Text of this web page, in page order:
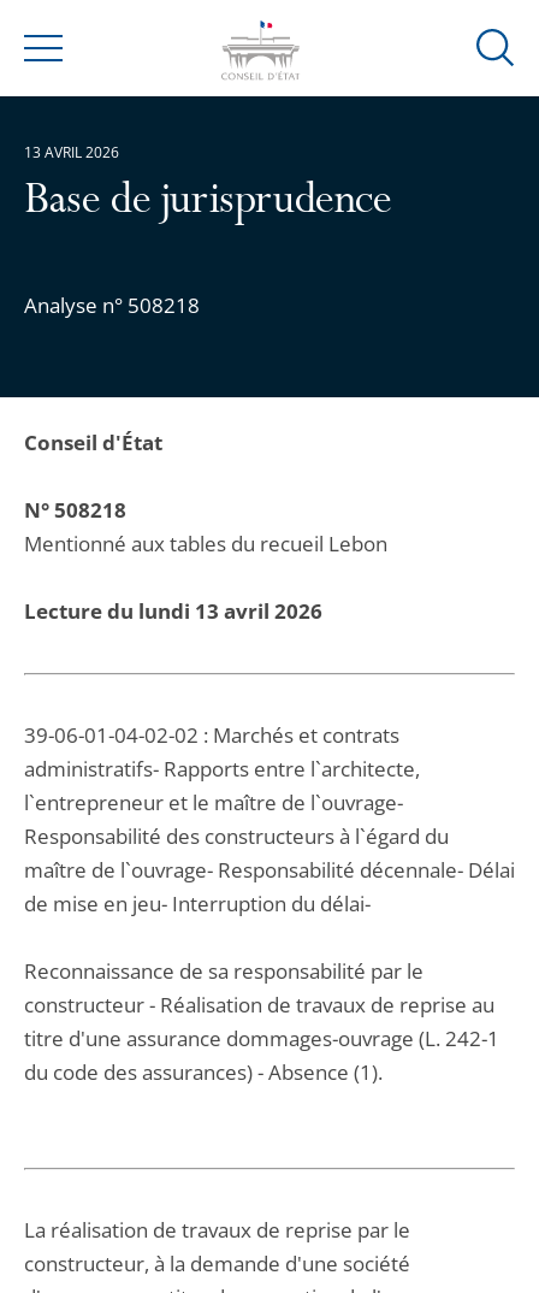
Menu
Ouvrir
Base de jurisprudence
Analyse n° 508218
13 AVRIL 2026
Conseil d'État
N° 508218
Mentionné aux tables du recueil Lebon
Lecture du lundi 13 avril 2026
39-06-01-04-02-02 : Marchés et contrats
administratifs- Rapports entre l`architecte,
l`entrepreneur et le maître de l`ouvrage-
Responsabilité des constructeurs à l`égard du
maître de l`ouvrage- Responsabilité décennale- Délai
de mise en jeu- Interruption du délai-
Reconnaissance de sa responsabilité par le
constructeur - Réalisation de travaux de reprise au
titre d'une assurance dommages-ouvrage (L. 242-1
du code des assurances) - Absence (1).
La réalisation de travaux de reprise par le
constructeur, à la demande d'une société